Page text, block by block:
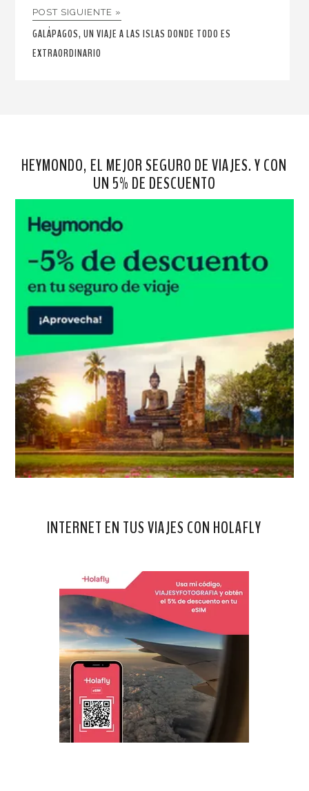
POST SIGUIENTE »
GALÁPAGOS, UN VIAJE A LAS ISLAS DONDE TODO ES
EXTRAORDINARIO
HEYMONDO, EL MEJOR SEGURO DE VIAJES. Y CON
UN 5% DE DESCUENTO
INTERNET EN TUS VIAJES CON HOLAFLY